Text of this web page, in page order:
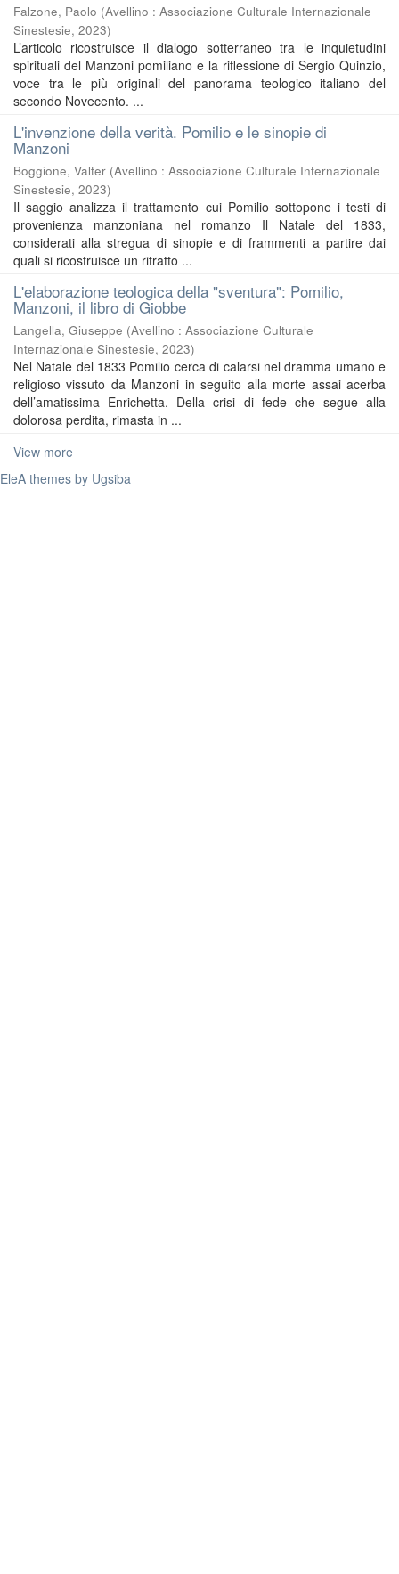
Falzone, Paolo (Avellino : Associazione Culturale Internazionale
Sinestesie, 2023)
L’articolo ricostruisce il dialogo sotterraneo tra le inquietudini
spirituali del Manzoni pomiliano e la riflessione di Sergio Quinzio,
voce tra le più originali del panorama teologico italiano del
secondo Novecento. ...
L'invenzione della verità. Pomilio e le sinopie di
Manzoni
Boggione, Valter (Avellino : Associazione Culturale Internazionale
Sinestesie, 2023)
Il saggio analizza il trattamento cui Pomilio sottopone i testi di
provenienza manzoniana nel romanzo Il Natale del 1833,
considerati alla stregua di sinopie e di frammenti a partire dai
quali si ricostruisce un ritratto ...
L'elaborazione teologica della "sventura": Pomilio,
Manzoni, il libro di Giobbe
Langella, Giuseppe (Avellino : Associazione Culturale
Internazionale Sinestesie, 2023)
Nel Natale del 1833 Pomilio cerca di calarsi nel dramma umano e
religioso vissuto da Manzoni in seguito alla morte assai acerba
dell’amatissima Enrichetta. Della crisi di fede che segue alla
dolorosa perdita, rimasta in ...
View more
EleA themes by Ugsiba